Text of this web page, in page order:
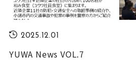
2025.12.01
YUWA News VOL.7